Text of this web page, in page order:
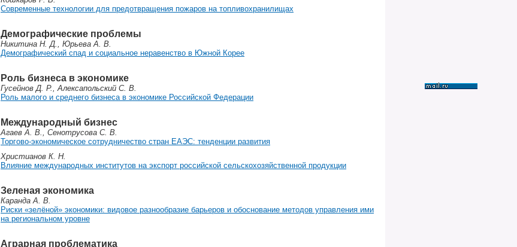
Современные технологии для предотвращения пожаров на топливохранилищах
Демографические проблемы
Никитина Н. Д., Юрьева А. В.
Демографический спад и социальное неравенство в Южной Корее
Роль бизнеса в экономике
Гусейнов Д. Р., Алексапольский С. В.
Роль малого и среднего бизнеса в экономике Российской Федерации
Международный бизнес
Агаев А. В., Сенотрусова С. В.
Торгово-экономическое сотрудничество стран ЕАЭС: тенденции развития
Христианов К. Н.
Влияние международных институтов на экспорт российской сельскохозяйственной продукции
Зеленая экономика
Каранда А. В.
Риски «зелёной» экономики: видовое разнообразие барьеров и обоснование методов управления ими
на региональном уровне
Аграрная проблематика